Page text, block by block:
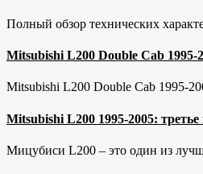
Полный обзор технических
Mitsubishi L200 Double Cab
Mitsubishi L200 Double Cab 1995-
Mitsubishi L200 1995-2005:
Мицубиси L200 – это один из